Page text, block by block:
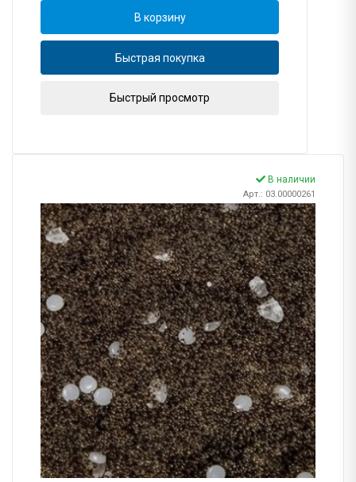
В корзину
Быстрая покупка
Быстрый просмотр
В наличии
Арт.: 03.00000261